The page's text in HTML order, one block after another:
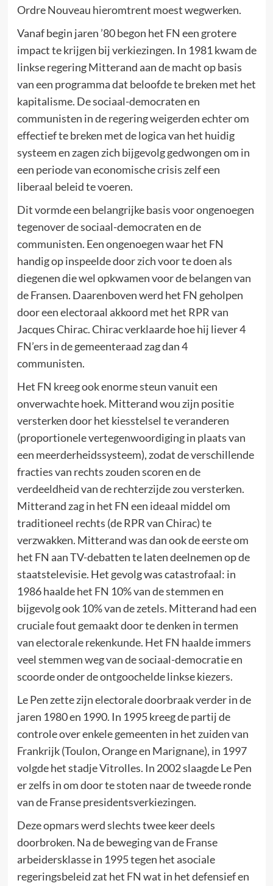
Ordre Nouveau hieromtrent moest wegwerken.
Vanaf begin jaren ’80 begon het FN een grotere
impact te krijgen bij verkiezingen. In 1981 kwam de
linkse regering Mitterand aan de macht op basis
van een programma dat beloofde te breken met het
kapitalisme. De sociaal-democraten en
communisten in de regering weigerden echter om
effectief te breken met de logica van het huidig
systeem en zagen zich bijgevolg gedwongen om in
een periode van economische crisis zelf een
liberaal beleid te voeren.
Dit vormde een belangrijke basis voor ongenoegen
tegenover de sociaal-democraten en de
communisten. Een ongenoegen waar het FN
handig op inspeelde door zich voor te doen als
diegenen die wel opkwamen voor de belangen van
de Fransen. Daarenboven werd het FN geholpen
door een electoraal akkoord met het RPR van
Jacques Chirac. Chirac verklaarde hoe hij liever 4
FN’ers in de gemeenteraad zag dan 4
communisten.
Het FN kreeg ook enorme steun vanuit een
onverwachte hoek. Mitterand wou zijn positie
versterken door het kiesstelsel te veranderen
(proportionele vertegenwoordiging in plaats van
een meerderheidssysteem), zodat de verschillende
fracties van rechts zouden scoren en de
verdeeldheid van de rechterzijde zou versterken.
Mitterand zag in het FN een ideaal middel om
traditioneel rechts (de RPR van Chirac) te
verzwakken. Mitterand was dan ook de eerste om
het FN aan TV-debatten te laten deelnemen op de
staatstelevisie. Het gevolg was catastrofaal: in
1986 haalde het FN 10% van de stemmen en
bijgevolg ook 10% van de zetels. Mitterand had een
cruciale fout gemaakt door te denken in termen
van electorale rekenkunde. Het FN haalde immers
veel stemmen weg van de sociaal-democratie en
scoorde onder de ontgoochelde linkse kiezers.
Le Pen zette zijn electorale doorbraak verder in de
jaren 1980 en 1990. In 1995 kreeg de partij de
controle over enkele gemeenten in het zuiden van
Frankrijk (Toulon, Orange en Marignane), in 1997
volgde het stadje Vitrolles. In 2002 slaagde Le Pen
er zelfs in om door te stoten naar de tweede ronde
van de Franse presidentsverkiezingen.
Deze opmars werd slechts twee keer deels
doorbroken. Na de beweging van de Franse
arbeidersklasse in 1995 tegen het asociale
regeringsbeleid zat het FN wat in het defensief en